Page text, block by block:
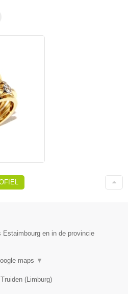
Estaimbourg en in de provincie
maps ▼
(Limburg)